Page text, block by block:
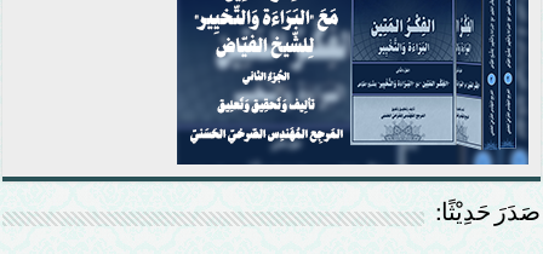
صَدَرَ حَدِيْثًا: